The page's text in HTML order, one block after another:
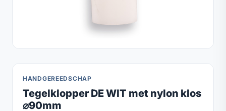
HANDGEREEDSCHAP
Tegelklopper DE WIT met nylon klos
⌀90mm